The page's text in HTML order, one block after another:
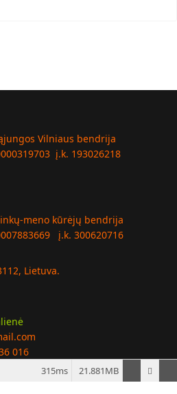
Vilniaus bendrija
į.k. 193026218
meno kūrėjų bendrija
į.k. 300620716
Lietuva.
016
21.881MB
315ms